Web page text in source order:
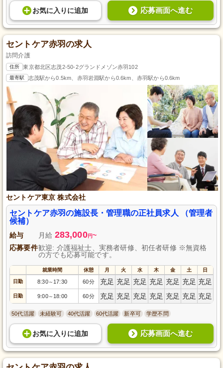
お気に入り に追加 応募画面へ進む
セントケア赤羽の求人
訪問介護
住所 東京都北区志茂2-50-2グランドメゾン赤羽102
最寄駅 志茂駅から0.5km、赤羽岩淵駅から0.6km、赤羽駅から0.6km
セントケア東京 株式会社
セントケア赤羽の施設長・管理職の正社員求人 （管理者
候補）
給与 月給 283,000円~
応募要件歓迎: 介護福祉士、実務者研修、初任者研修 ※無資格
の方でも応募可能です。
就業時間 休憩 月 火 水 木 金 土 日
日勤 8:30～ 17:30 60分 充足 充足 充足 充足 充足 充足 充足
日勤 9:00～ 18:00 60分 充足 充足 充足 充足 充足 充足 充足
50代活躍 未経験可 40代活躍 60代活躍 新卒可 学歴不問
お気に入り に追加 応募画面へ進む